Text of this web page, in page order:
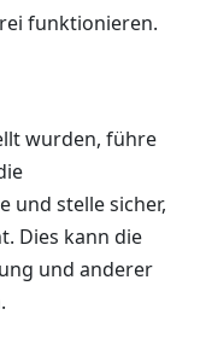
funktionieren.
wurden, führe
und stelle sicher,
Dies kann die
und anderer